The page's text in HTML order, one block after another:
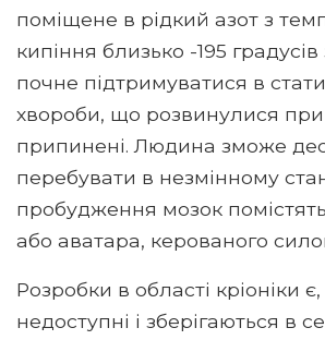
поміщене в рідкий азот з
кипіння близько -195
почне підтримуватися в
хвороби, що розвинулися при
припинені. Людина зможе
перебувати в незмінному
пробудження мозок
або аватара, керованого
Розробки в області кріоніки
недоступні і зберігаються в